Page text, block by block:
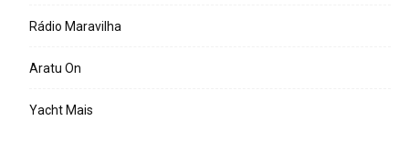
Rádio Maravilha
Aratu On
Yacht Mais